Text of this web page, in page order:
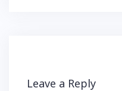
Leave a Reply